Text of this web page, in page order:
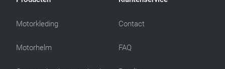
Motorkleding
Motorhelm
Contact
FAQ